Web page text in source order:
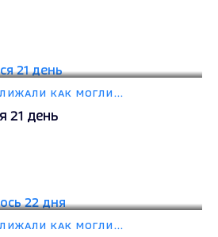
КАК МОГЛИ...
21 день
КАК МОГЛИ...